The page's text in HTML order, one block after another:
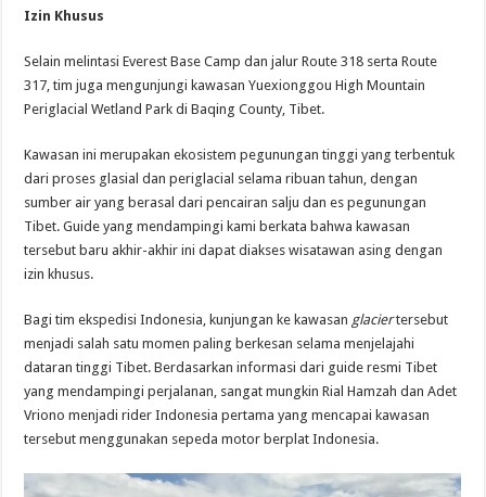
Izin Khusus
Selain melintasi Everest Base Camp dan jalur Route 318 serta Route
317, tim juga mengunjungi kawasan Yuexionggou High Mountain
Periglacial Wetland Park di Baqing County, Tibet.
Kawasan ini merupakan ekosistem pegunungan tinggi yang terbentuk
dari proses glasial dan periglacial selama ribuan tahun, dengan
sumber air yang berasal dari pencairan salju dan es pegunungan
Tibet. Guide yang mendampingi kami berkata bahwa kawasan
tersebut baru akhir-akhir ini dapat diakses wisatawan asing dengan
izin khusus.
Bagi tim ekspedisi Indonesia, kunjungan ke kawasan glaciertersebut
menjadi salah satu momen paling berkesan selama menjelajahi
dataran tinggi Tibet. Berdasarkan informasi dari guide resmi Tibet
yang mendampingi perjalanan, sangat mungkin Rial Hamzah dan Adet
Vriono menjadi rider Indonesia pertama yang mencapai kawasan
tersebut menggunakan sepeda motor berplat Indonesia.